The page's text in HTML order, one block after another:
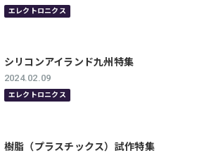
エレクトロニクス
シリコンアイランド九州特集
2024.02.09
エレクトロニクス
樹脂（プラスチックス）試作特集